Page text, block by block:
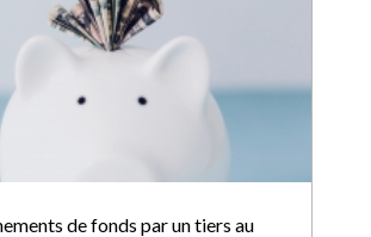
de fonds par un tiers au